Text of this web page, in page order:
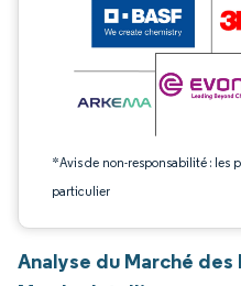
*Avis de non-responsabilité : les
particulier
Analyse du Marché